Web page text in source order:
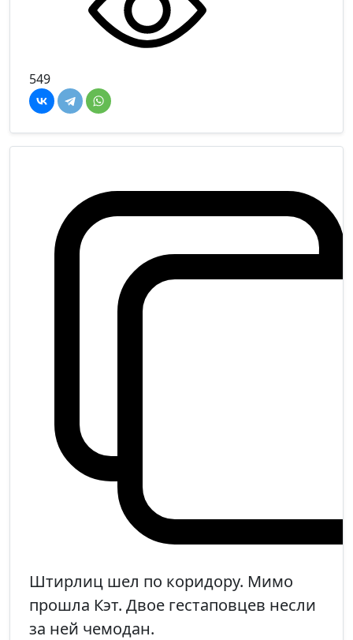
549
Штирлиц шел по коридору. Мимо
прошла Кэт. Двое гестаповцев несли
за ней чемодан.